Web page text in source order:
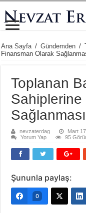
Ana Sayfa / Gündemden /
Finansman Olarak
Toplanan
nevzaterdag Mart
Yorum Yap
95
Şununla paylaş:
0